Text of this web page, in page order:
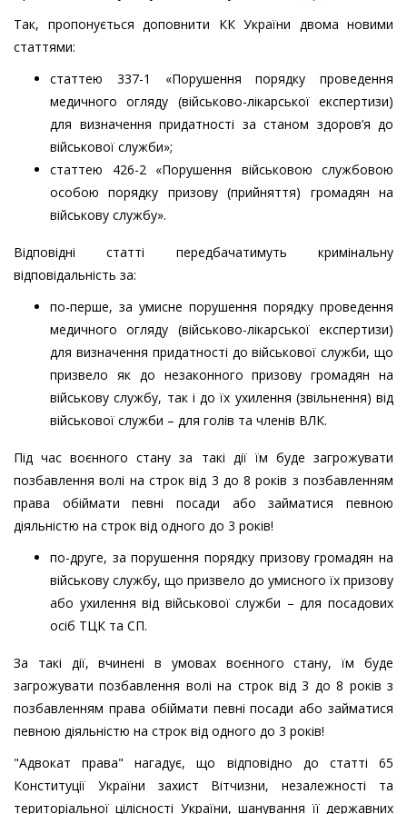
Так, пропонується доповнити КК України двома новими
статтями:
статтею 337-1 «Порушення порядку проведення
медичного огляду (військово-лікарської експертизи)
для визначення придатності за станом здоров’я до
військової служби»;
статтею 426-2 «Порушення військовою службовою
особою порядку призову (прийняття) громадян на
військову службу».
Відповідні статті передбачатимуть кримінальну
відповідальність за:
по-перше, за умисне порушення порядку проведення
медичного огляду (військово-лікарської експертизи)
для визначення придатності до військової служби, що
призвело як до незаконного призову громадян на
військову службу, так і до їх ухилення (звільнення) від
військової служби – для голів та членів ВЛК.
Під час воєнного стану за такі дії їм буде загрожувати
позбавлення волі на строк від 3 до 8 років з позбавленням
права обіймати певні посади або займатися певною
діяльністю на строк від одного до 3 років!
по-друге, за порушення порядку призову громадян на
військову службу, що призвело до умисного їх призову
або ухилення від військової служби – для посадових
осіб ТЦК та СП.
За такі дії, вчинені в умовах воєнного стану, їм буде
загрожувати позбавлення волі на строк від 3 до 8 років з
позбавленням права обіймати певні посади або займатися
певною діяльністю на строк від одного до 3 років!
"Адвокат права" нагадує, що відповідно до статті 65
Конституції України захист Вітчизни, незалежності та
територіальної цілісності України, шанування її державних